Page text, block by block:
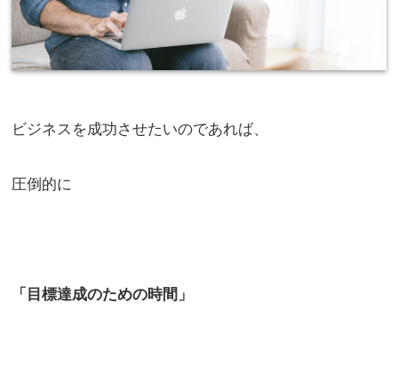
ビジネスを成功させたいのであれば、
圧倒的に
「目標達成のための時間」